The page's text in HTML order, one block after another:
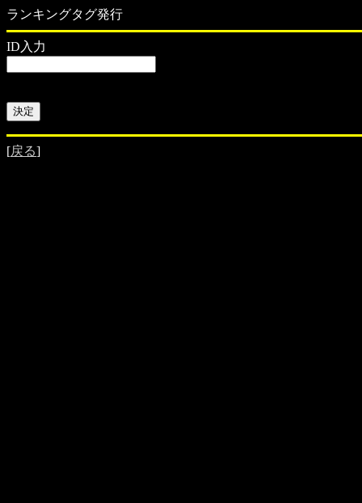
ランキングタグ発行
ID入力
[戻る]